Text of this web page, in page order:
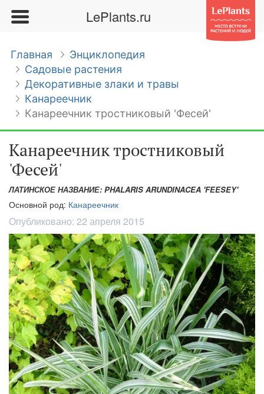
LePlants.ru
Главная
Энциклопедия
Садовые растения
Декоративные злаки и травы
Канареечник
Канареечник тростниковый 'Фесей'
Канареечник тростниковый
'Фесей'
ЛАТИНСКОЕ НАЗВАНИЕ: PHALARIS ARUNDINACEA 'FEESEY'
Основной род: Канареечник
Опубликовано: 22 апреля 2015